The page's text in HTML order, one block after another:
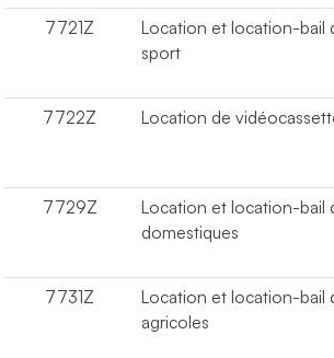
7721Z
Location et location-bail
sport
7722Z
Location de
7729Z
Location et location-bail
domestiques
7731Z
Location et location-bail
agricoles